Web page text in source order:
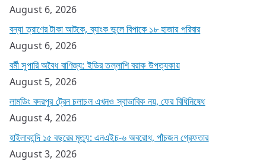
August 6, 2026
বন্যা ত্রাণের টাকা আটকে, ব্যাংক ভুলে বিপাকে ১৮ হাজার পরিবার
August 6, 2026
বর্মী সুপারি অবৈধ বাণিজ্য: ইডির তল্লাশি বরাক উপত্যকায়
August 5, 2026
লামডিং বদরপুর ট্রেন চলাচল এখনও স্বাভাবিক নয়, ফের বিধিনিষেধ
August 4, 2026
হাইলাকান্দি ১৫ বছরের মৃত্যু: এনএইচ-৬ অবরোধ, পাঁচজন গ্রেফতার
August 3, 2026